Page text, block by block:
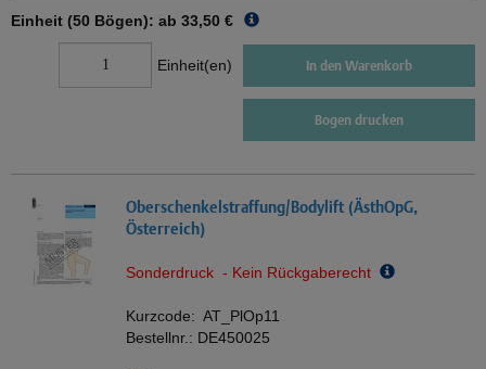
Einheit (50 Bögen): ab 33,50 €
Einheit(en) In den Warenkorb
Bogen drucken
Oberschenkelstraffung/Bodylift (ÄsthOpG,
Österreich)
Sonderdruck - Kein Rückgaberecht
Kurzcode: AT_PlOp11
Bestellnr.: DE450025